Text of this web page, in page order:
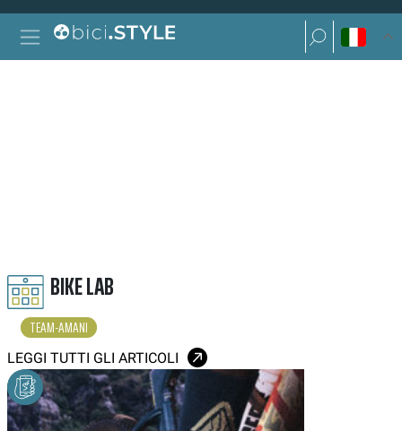
Vai al contenuto
Navigazione principale
Ricerca per:
Ricerca per:
BIKE LAB
TEAM-AMANI
LEGGI TUTTI GLI ARTICOLI